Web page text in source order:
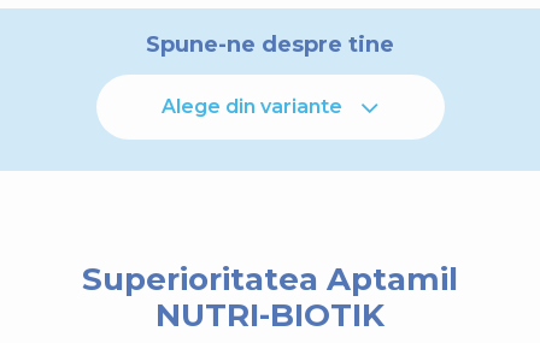
Spune-ne despre tine
Alege din variante
Superioritatea Aptamil
NUTRI-BIOTIK